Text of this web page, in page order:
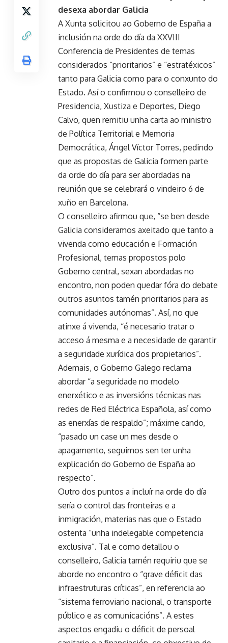
desexa abordar Galicia
A Xunta solicitou ao Goberno de España a
inclusión na orde do día da XXVIII
Conferencia de Presidentes de temas
considerados “prioritarios” e “estratéxicos”
tanto para Galicia como para o conxunto do
Estado. Así o confirmou o conselleiro de
Presidencia, Xustiza e Deportes, Diego
Calvo, quen remitiu unha carta ao ministro
de Política Territorial e Memoria
Democrática, Ángel Víctor Torres, pedindo
que as propostas de Galicia formen parte
da orde do día para ser abordadas na
reunión que se celebrará o vindeiro 6 de
xuño en Barcelona.
O conselleiro afirmou que, “se ben desde
Galicia consideramos axeitado que tanto a
vivenda como educación e Formación
Profesional, temas propostos polo
Goberno central, sexan abordadas no
encontro, non poden quedar fóra do debate
outros asuntos tamén prioritarios para as
comunidades autónomas”. Así, no que
atinxe á vivenda, “é necesario tratar o
acceso á mesma e a necesidade de garantir
a seguridade xurídica dos propietarios”.
Ademais, o Goberno Galego reclama
abordar “a seguridade no modelo
enerxético e as inversións técnicas nas
redes de Red Eléctrica Española, así como
as enerxías de respaldo”; máxime cando,
“pasado un case un mes desde o
apagamento, seguimos sen ter unha
explicación do Goberno de España ao
respecto”.
Outro dos puntos a incluír na orde do día
sería o control das fronteiras e a
inmigración, materias nas que o Estado
ostenta “unha indelegable competencia
exclusiva”. Tal e como detallou o
conselleiro, Galicia tamén requiriu que se
aborde no encontro o “grave déficit das
infraestruturas críticas”, en referencia ao
“sistema ferroviario nacional, o transporte
público e as comunicacións”. A estes
aspectos engadiu o déficit de persoal